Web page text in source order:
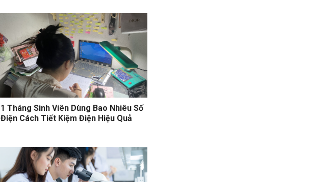
1 Tháng Sinh Viên Dùng Bao Nhiêu Số
Điện Cách Tiết Kiệm Điện Hiệu Quả